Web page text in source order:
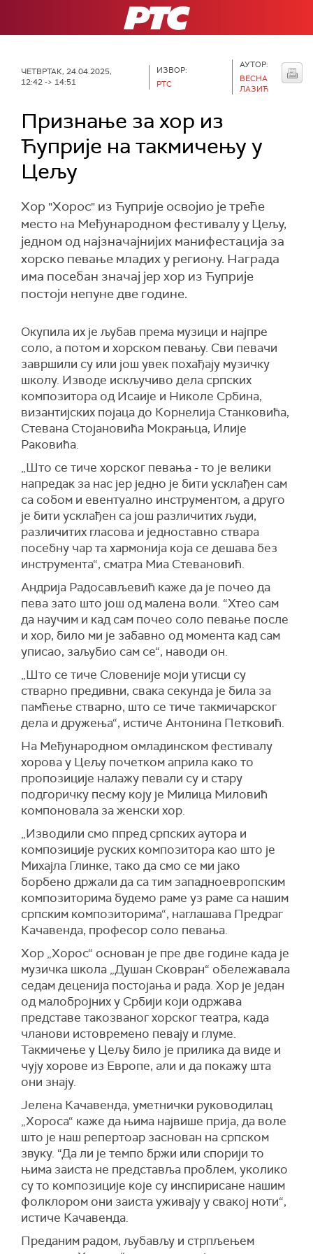
РТС
ЧЕТВРТАК, 24.04.2025,
12:42 -> 14:51
ИЗВОР:
РТС
АУТОР:
ВЕСНА
ЛАЗИЋ
Признање за хор из
Ћуприје на такмичењу у
Цељу
Хор "Хорос" из Ћуприје освојио је треће
место на Међународном фестивалу у Цељу,
једном од најзначајнијих манифестација за
хорско певање младих у региону. Награда
има посебан значај јер хор из Ћуприје
постоји непуне две године.
Окупила их је љубав према музици и најпре
соло, а потом и хорском певању. Сви певачи
завршили су или још увек похађају музичку
школу. Изводе искључиво дела српских
композитора од Исаије и Николе Србина,
византијских појаца до Корнелија Станковића,
Стевана Стојановића Мокрањца, Илије
Раковића.
„Што се тиче хорског певања - то је велики
напредак за нас јер једно је бити усклађен сам
са собом и евентуално инструментом, а друго
је бити усклађен са још различитих људи,
различитих гласова и једноставно ствара
посебну чар та хармонија која се дешава без
инструмента“, сматра Миа Стевановић.
Андрија Радосављевић каже да је почео да
пева зато што још од малена воли. “Хтео сам
да научим и кад сам почео соло певање после
и хор, било ми је забавно од момента кад сам
уписао, заљубио сам се“, наводи он.
„Што се тиче Словеније моји утисци су
стварно предивни, свака секунда је била за
памћење стварно, што се тиче такмичарског
дела и дружења“, истиче Антонина Петковић.
На Међународном омладинском фестивалу
хорова у Цељу почетком априла како то
пропозиције налажу певали су и стару
подгоричку песму коју је Милица Миловић
компоновала за женски хор.
„Изводили смо ппред српских аутора и
композиције руских композитора као што је
Михајла Глинке, тако да смо се ми јако
борбено држали да са тим западноевропским
композиторима будемо раме уз раме са нашим
српским композиторима“, наглашава Предраг
Качавенда, професор соло певања.
Хор „Хорос“ основан је пре две године када је
музичка школа „Душан Сковран“ обележавала
седам деценија постојања и рада. Хор је један
од малобројних у Србији који одржава
представе такозваног хорског театра, када
чланови истовремено певају и глуме.
Такмичење у Цељу било је прилика да виде и
чују хорове из Европе, али и да покажу шта
они знају.
Јелена Качавенда, уметнички руководилац
„Хороса“ каже да њима највише прија, да воле
што је наш репертоар заснован на српском
звуку. “Да ли је темпо бржи или спорији то
њима заиста не представља проблем, уколико
су то композиције које су инспирисане нашим
фолклором они заиста уживају у свакој ноти“,
истиче Качавенда.
Преданим радом, љубављу и стрпљењем